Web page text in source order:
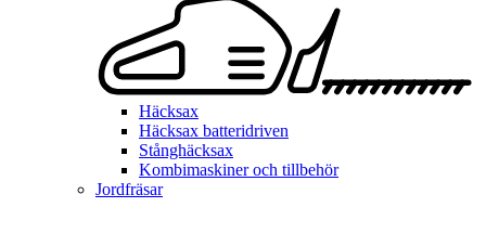
Häcksax
Häcksax batteridriven
Stånghäcksax
Kombimaskiner och tillbehör
Jordfräsar